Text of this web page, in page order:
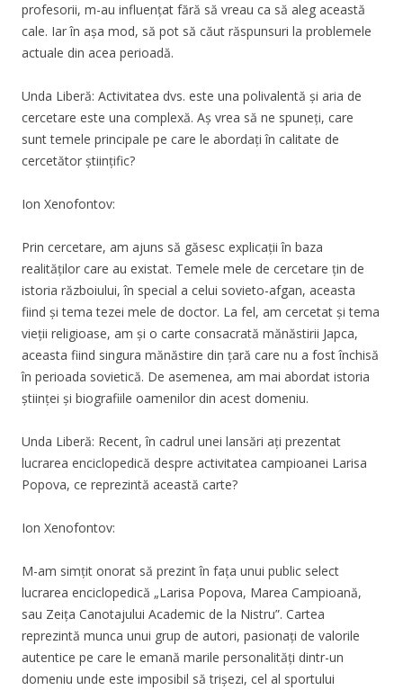
profesorii, m-au influențat fără să vreau ca să aleg această
cale. Iar în așa mod, să pot să căut răspunsuri la problemele
actuale din acea perioadă.
Unda Liberă: Activitatea dvs. este una polivalentă și aria de
cercetare este una complexă. Aș vrea să ne spuneți, care
sunt temele principale pe care le abordați în calitate de
cercetător științific?
Ion Xenofontov:
Prin cercetare, am ajuns să găsesc explicații în baza
realităților care au existat. Temele mele de cercetare țin de
istoria războiului, în special a celui sovieto-afgan, aceasta
fiind și tema tezei mele de doctor. La fel, am cercetat și tema
vieții religioase, am și o carte consacrată mănăstirii Japca,
aceasta fiind singura mănăstire din țară care nu a fost închisă
în perioada sovietică. De asemenea, am mai abordat istoria
științei și biografiile oamenilor din acest domeniu.
Unda Liberă: Recent, în cadrul unei lansări ați prezentat
lucrarea enciclopedică despre activitatea campioanei Larisa
Popova, ce reprezintă această carte?
Ion Xenofontov:
M-am simțit onorat să prezint în fața unui public select
lucrarea enciclopedică „Larisa Popova, Marea Campioană,
sau Zeița Canotajului Academic de la Nistru”. Cartea
reprezintă munca unui grup de autori, pasionați de valorile
autentice pe care le emană marile personalități dintr-un
domeniu unde este imposibil să trișezi, cel al sportului